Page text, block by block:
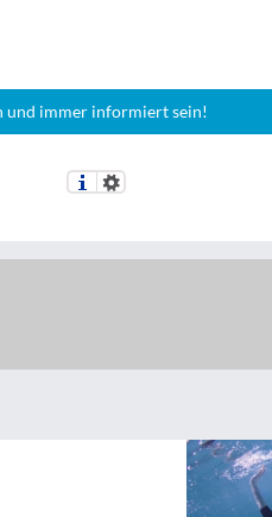
und immer informiert sein!